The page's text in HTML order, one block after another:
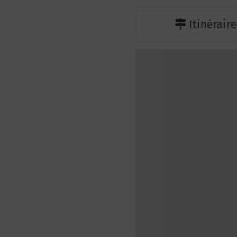
Itinéraire